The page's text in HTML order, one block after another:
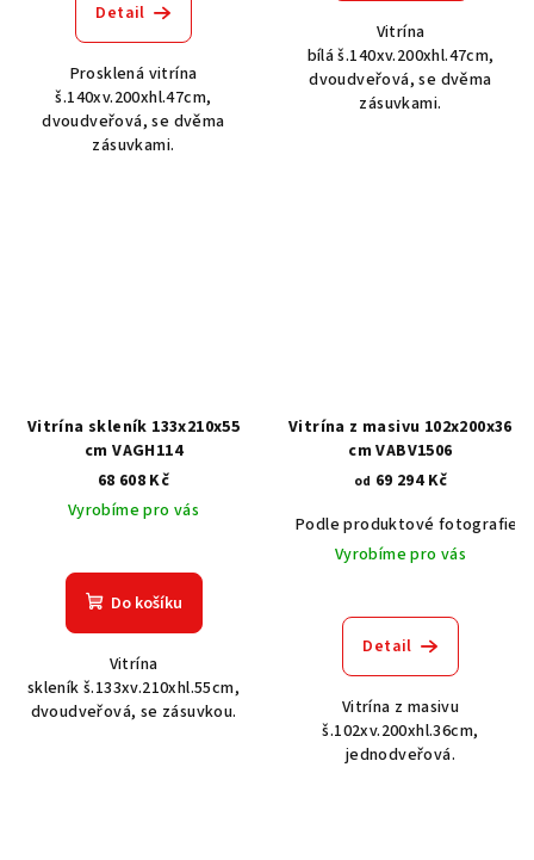
Detail
Prosklená vitrína
š.140xv.200xhl.47cm,
dvoudveřová, se dvěma
zásuvkami.
Vitrína
bílá š.140xv.200xhl.47cm,
dvoudveřová, se dvěma
zásuvkami.
Vitrína skleník 133x210x55
cm VAGH114
68 608 Kč
Vyrobíme pro vás
Do košíku
Vitrína
skleník š.133xv.210xhl.55cm,
dvoudveřová, se zásuvkou.
Vitrína z masivu 102x200x36
cm VABV1506
od 69 294 Kč
Podle produktové fotografie
Vyrobíme pro vás
Detail
Vitrína z masivu
š.102xv.200xhl.36cm,
jednodveřová.